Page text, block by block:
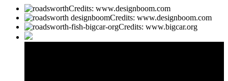
Credits: www.designboom.com
Credits: www.designboom.com
Credits: www.bigcar.org